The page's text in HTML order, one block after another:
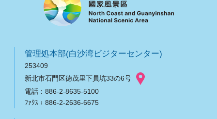
管理処本部(白沙湾ビジターセンター)
253409
新北市石門区徳茂里下員坑33の6号
電話：886-2-8635-5100
ﾌｧｸｽ：886-2-2636-6675